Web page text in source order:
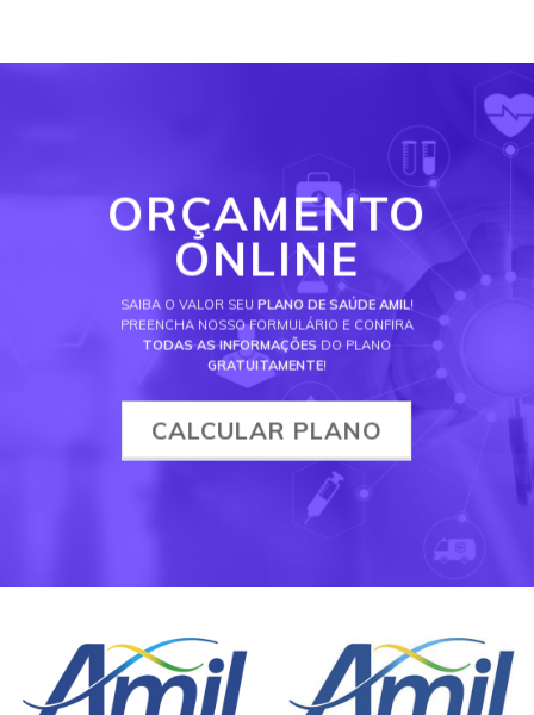
ORÇAMENTO
ONLINE
SAIBA O VALOR SEU PLANO DE SAÚDE AMIL!
PREENCHA NOSSO FORMULÁRIO E CONFIRA
TODAS AS INFORMAÇÕES DO PLANO
GRATUITAMENTE!
CALCULAR PLANO